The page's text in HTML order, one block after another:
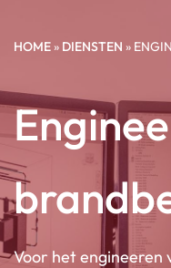
HOME » DIENSTEN »
Voor het engineeren